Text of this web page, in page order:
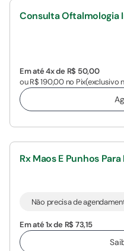
Consulta Oftalmologia
Em até 4x de R$ 50,00
ou R$ 190,00 no Pix(exclusivo
Rx Maos E Punhos
Não precisa de
Em até 1x de R$ 73,15